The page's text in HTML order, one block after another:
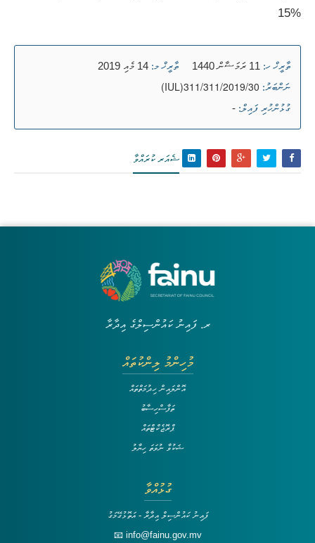
%15
ތާރީޚް ހ: 11 ރަމަޟާން 1440 ތާރީޚް މ: 14 މެއި 2019
ނަންބަރު: (IUL)311/311/2019/30
ގުޅުންހުރި ފައިލް: -
ޝެއަރ ކުރައްވާ
ރ. ފައިނު ކައުންސިލްގެ އިދާރާ
މުހިންމު ލިންކުތައް
އޮންލައިން ހިދުމަތްތައް
ތަފާސްހިސާބު
ޕްރޮޖެކްޓްތައް
ޝަކުވާ ނުވަތަ ހިޔާލު
ގުޅުއްވާ
ފައިނު ކައުންސިލް އިދާރާ - އަތޮޅުގޭމަގު
📧 info@fainu.gov.mv